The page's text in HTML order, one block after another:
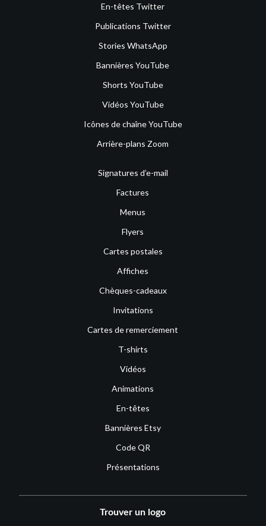
En-têtes Twitter
Publications Twitter
Stories WhatsApp
Bannières YouTube
Shorts YouTube
Vidéos YouTube
Icônes de chaîne YouTube
Arrière-plans Zoom
Signatures d’e-mail
Factures
Menus
Flyers
Cartes postales
Affiches
Chèques-cadeaux
Invitations
Cartes de remerciement
T-shirts
Vidéos
Animations
En-têtes
Bannières Etsy
Code QR
Présentations
Trouver un logo